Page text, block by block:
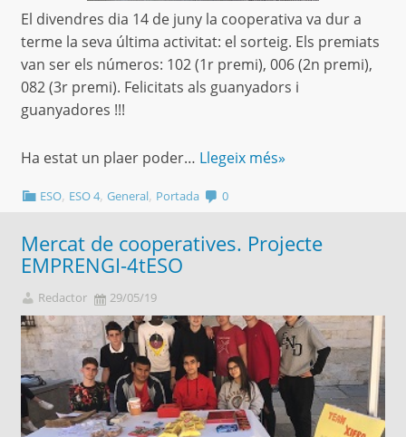
El divendres dia 14 de juny la cooperativa va dur a
terme la seva última activitat: el sorteig. Els premiats
van ser els números: 102 (1r premi), 006 (2n premi),
082 (3r premi). Felicitats als guanyadors i
guanyadores !!!
Ha estat un plaer poder… Llegeix més»
ESO, ESO 4,General, Portada 0
Mercat de cooperatives. Projecte
EMPRENGI-4tESO
Redactor 29/05/19